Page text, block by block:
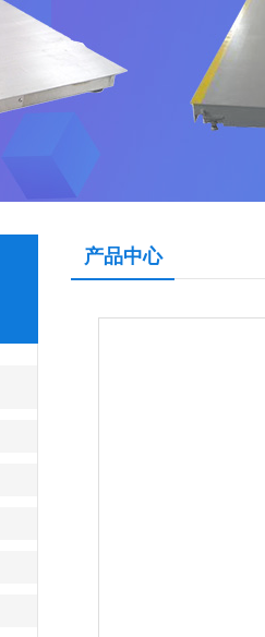
产品中心